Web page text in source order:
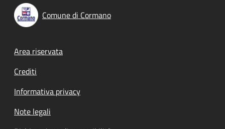
Comune di Cormano
Footer menu
Area riservata
Crediti
Informativa privacy
Note legali